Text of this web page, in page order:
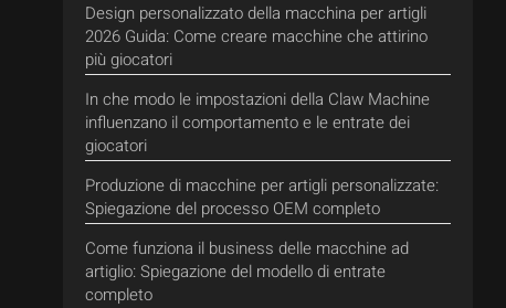
Design personalizzato della macchina per artigli
2026 Guida: Come creare macchine che attirino
più giocatori
In che modo le impostazioni della Claw Machine
influenzano il comportamento e le entrate dei
giocatori
Produzione di macchine per artigli personalizzate:
Spiegazione del processo OEM completo
Come funziona il business delle macchine ad
artiglio: Spiegazione del modello di entrate
completo